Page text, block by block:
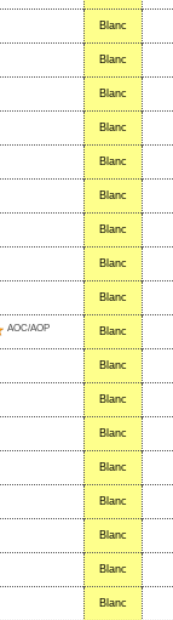
Blanc
Blanc
Blanc
Blanc
Blanc
Blanc
Blanc
Blanc
Blanc
AOC/AOP Blanc
Blanc
Blanc
Blanc
Blanc
Blanc
Blanc
Blanc
Blanc